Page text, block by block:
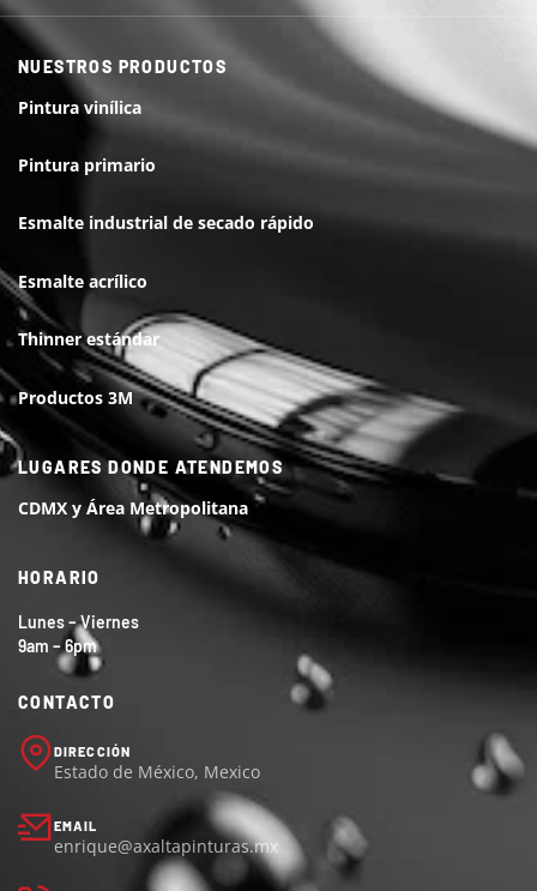
NUESTROS PRODUCTOS
Pintura vinílica
Pintura primario
Esmalte industrial de secado rápido
Esmalte acrílico
Thinner estándar
Productos 3M
LUGARES DONDE ATENDEMOS
CDMX y Área Metropolitana
HORARIO
Lunes – Viernes
9am – 6pm
CONTACTO
DIRECCIÓN
Estado de México, Mexico
EMAIL
enrique@axaltapinturas.mx